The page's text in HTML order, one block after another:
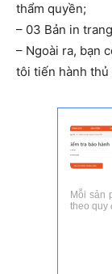
thẩm quyền;
– 03 Bản in
– Ngoài ra, bạn
tôi tiến hành thủ